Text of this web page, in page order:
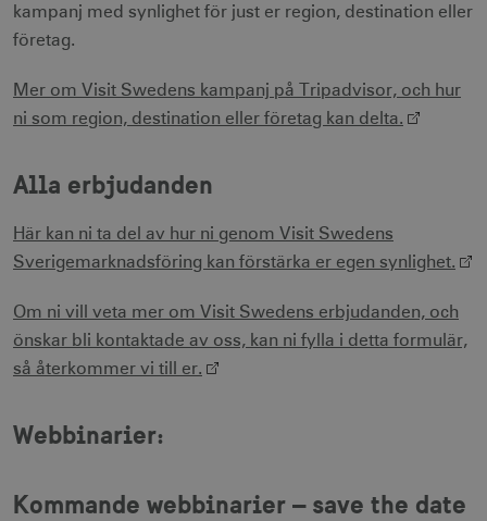
kampanj med synlighet för just er region, destination eller
företag.
Mer om Visit Swedens kampanj på Tripadvisor, och hur
ni som region, destination eller företag kan delta.
Alla erbjudanden
Här kan ni ta del av hur ni genom Visit Swedens
Sverigemarknadsföring kan förstärka er egen synlighet.
Om ni vill veta mer om Visit Swedens erbjudanden, och
önskar bli kontaktade av oss, kan ni fylla i detta formulär,
så återkommer vi till er.
Webbinarier:
Kommande webbinarier – save the date